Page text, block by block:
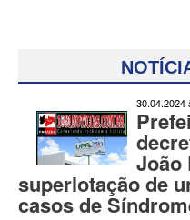
30.04.2024
João
superlotação de
casos de